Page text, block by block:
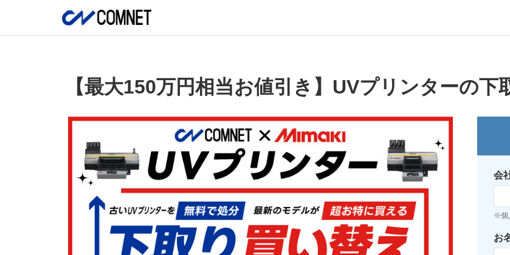
【最大150万円相当お値引き】UVプリンターの
会
※個
お